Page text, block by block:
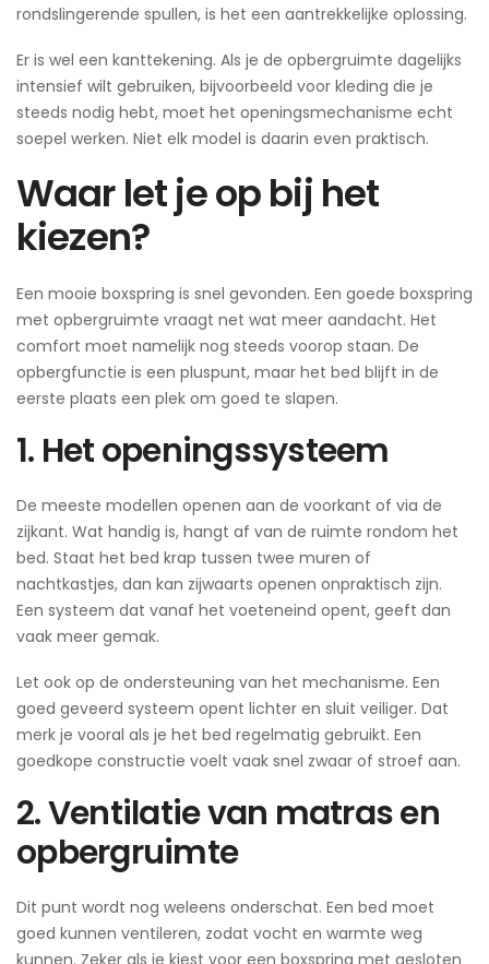
rondslingerende spullen, is het een aantrekkelijke oplossing.
Er is wel een kanttekening. Als je de opbergruimte dagelijks
intensief wilt gebruiken, bijvoorbeeld voor kleding die je
steeds nodig hebt, moet het openingsmechanisme echt
soepel werken. Niet elk model is daarin even praktisch.
Waar let je op bij het
kiezen?
Een mooie boxspring is snel gevonden. Een goede boxspring
met opbergruimte vraagt net wat meer aandacht. Het
comfort moet namelijk nog steeds voorop staan. De
opbergfunctie is een pluspunt, maar het bed blijft in de
eerste plaats een plek om goed te slapen.
1. Het openingssysteem
De meeste modellen openen aan de voorkant of via de
zijkant. Wat handig is, hangt af van de ruimte rondom het
bed. Staat het bed krap tussen twee muren of
nachtkastjes, dan kan zijwaarts openen onpraktisch zijn.
Een systeem dat vanaf het voeteneind opent, geeft dan
vaak meer gemak.
Let ook op de ondersteuning van het mechanisme. Een
goed geveerd systeem opent lichter en sluit veiliger. Dat
merk je vooral als je het bed regelmatig gebruikt. Een
goedkope constructie voelt vaak snel zwaar of stroef aan.
2. Ventilatie van matras en
opbergruimte
Dit punt wordt nog weleens onderschat. Een bed moet
goed kunnen ventileren, zodat vocht en warmte weg
kunnen. Zeker als je kiest voor een boxspring met gesloten